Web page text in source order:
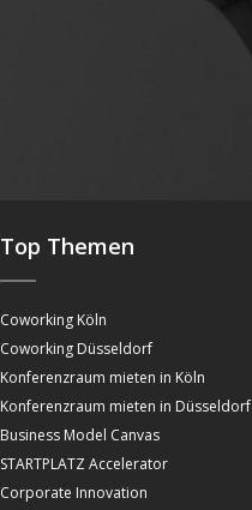
Top Themen
Coworking Köln
Coworking Düsseldorf
Konferenzraum mieten in Köln
Konferenzraum mieten in Düsseldorf
Business Model Canvas
STARTPLATZ Accelerator
Corporate Innovation